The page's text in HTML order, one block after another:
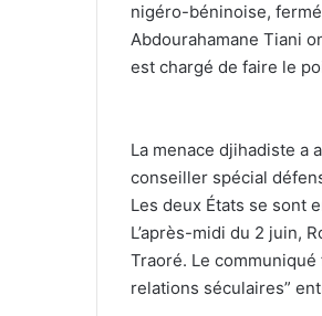
nigéro-béninoise,
Abdourahamane Tiani
est chargé de faire le
‎La menace djihadiste a
conseiller spécial
Les deux États se sont
L’après-midi du 2 juin,
Traoré. Le communiqué
relations séculaires”